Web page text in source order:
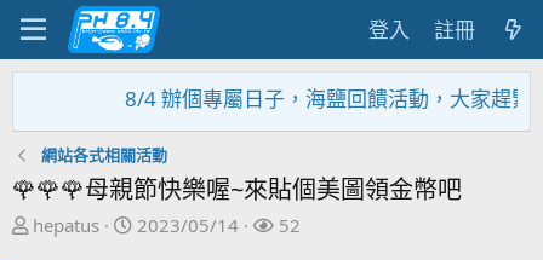
登入 註冊
8/4 辦個專屬日子，海鹽回饋活動，大家趕緊來參加
網站各式相關活動
🌹🌹🌹母親節快樂喔~來貼個美圖領金幣吧
主
hepatus
開
2023/05/14
關
52